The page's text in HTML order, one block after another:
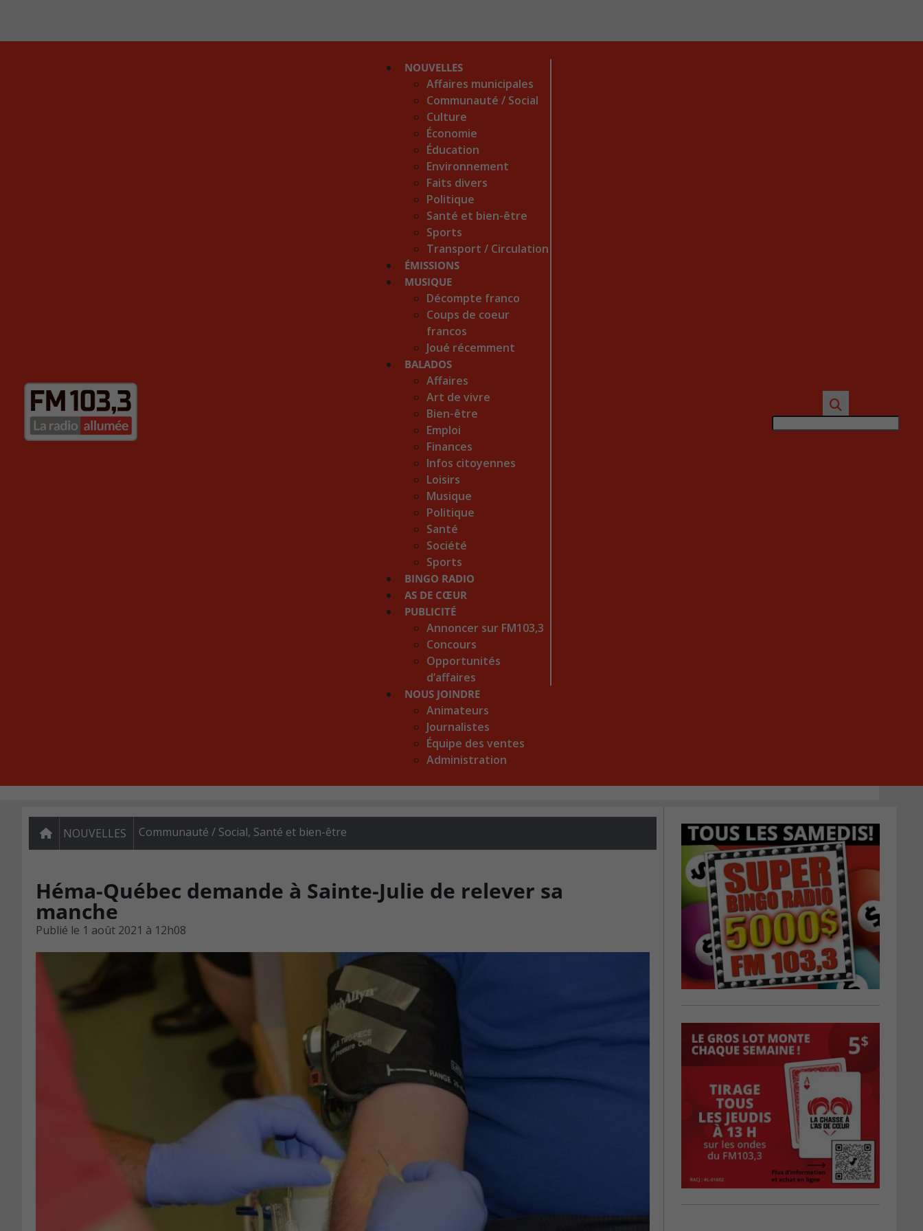
NOUVELLES
Affaires municipales
Communauté / Social
Culture
Économie
Éducation
Environnement
Faits divers
Politique
Santé et bien-être
Sports
Transport / Circulation
ÉMISSIONS
MUSIQUE
Décompte franco
Coups de coeur
francos
Joué récemment
BALADOS
Affaires
Art de vivre
Bien-être
Emploi
Finances
Infos citoyennes
Loisirs
Musique
Politique
Santé
Société
Sports
BINGO RADIO
AS DE CŒUR
PUBLICITÉ
Annoncer sur FM103,3
Concours
Opportunités
d’affaires
NOUS JOINDRE
Animateurs
Journalistes
Équipe des ventes
Administration
NOUVELLES Communauté / Social, Santé et bien-être
Héma-Québec demande à Sainte-Julie de relever sa
manche
Publié le 1 août 2021 à 12h08